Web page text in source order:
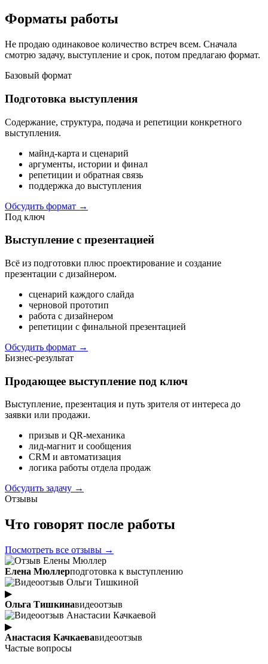
Форматы работы
Не продаю одинаковое количество встреч всем. Сначала
смотрю задачу, выступление и срок, потом предлагаю формат.
Базовый формат
Подготовка выступления
Содержание, структура, подача и репетиции конкретного
выступления.
майнд-карта и сценарий
аргументы, истории и финал
репетиции и обратная связь
поддержка до выступления
Обсудить формат →
Под ключ
Выступление с презентацией
Всё из подготовки плюс проектирование и создание
презентации с дизайнером.
сценарий каждого слайда
черновой прототип
работа с дизайнером
репетиции с финальной презентацией
Обсудить формат →
Бизнес-результат
Продающее выступление под ключ
Выступление, презентация и путь зрителя от интереса до
заявки или продажи.
призыв и QR-механика
лид-магнит и сообщения
CRM и автоматизация
логика работы отдела продаж
Обсудить задачу →
Отзывы
Что говорят после работы
Посмотреть все отзывы →
Елена Мюллерподготовка к выступлению
▶
Ольга Тишкинавидеоотзыв
▶
Анастасия Качкаевавидеоотзыв
Частые вопросы